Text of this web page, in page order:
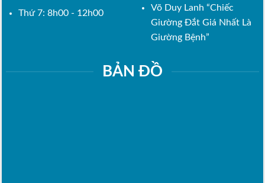
Thứ 7: 8h00 - 12h00
Võ Duy Lanh “Chiếc
Giường Đắt Giá Nhất Là
Giường Bệnh”
BẢN ĐỒ